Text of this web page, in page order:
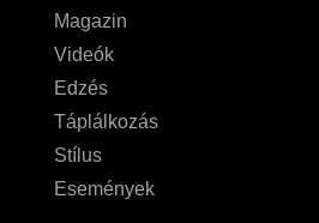
Magazin
Videók
Edzés
Táplálkozás
Stílus
Események